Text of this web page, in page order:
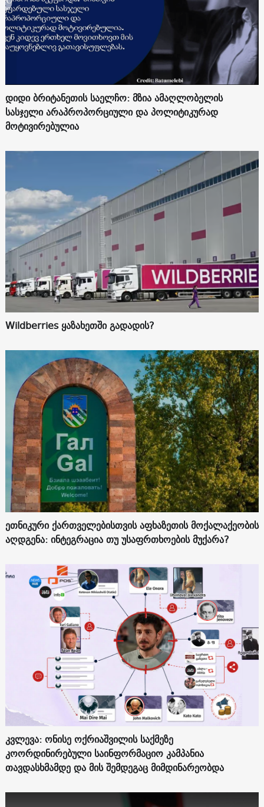
დიდი ბრიტანეთის საელჩო: მზია ამაღლობელის
სასჯელი არაპროპორციული და პოლიტიკურად
მოტივირებულია
Wildberries ყაზახეთში გადადის?
ეთნიკური ქართველებისთვის აფხაზეთის მოქალაქეობის
აღდგენა: ინტეგრაცია თუ უსაფრთხოების მუქარა?
კვლევა: ონისე ოქრიაშვილის საქმეზე
კოორდინირებული საინფორმაციო კამპანია
თავდასხმამდე და მის შემდეგაც მიმდინარეობდა